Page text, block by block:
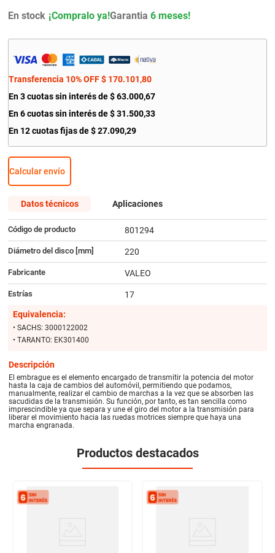
En stock Garantia 6 meses!
Transferencia 10% OFF $ 170.101,80
En 3 cuotas sin interés de $ 63.000,67
En 6 cuotas sin interés de$ 31.500,33
En 12 cuotas fijas de $ 27.090,29
Calcular envío
Datos técnicos Aplicaciones
Código de producto 801294
Diámetro del disco [mm] 220
Fabricante VALEO
Estrías
17
Equivalencia:
• SACHS: 3000122002
• TARANTO: EK301400
Descripción
El embrague es el elemento encargado de transmitir la potencia del motor
hasta la caja de cambios del automóvil, permitiendo que podamos,
manualmente, realizar el cambio de marchas a la vez que se absorben las
sacudidas de la transmisión. Su función, por tanto, es tan sencilla como
imprescindible ya que separa y une el giro del motor a la transmisión para
liberar el movimiento hacia las ruedas motrices siempre que haya una
marcha engranada.
Productos destacados